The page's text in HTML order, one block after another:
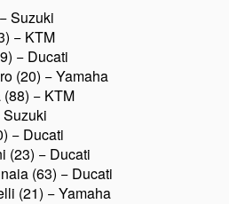
Suzuki
− KTM
− Ducati
(20) − Yamaha
− KTM
− Ducati
(23) − Ducati
(63) − Ducati
(21) − Yamaha